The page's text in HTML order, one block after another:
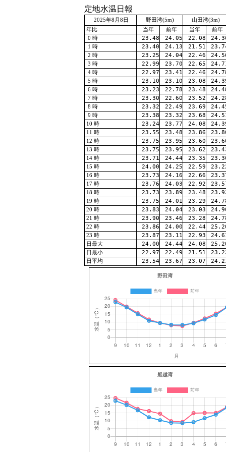
定地水温日報
2025年8月8日 野田湾(5m)
山田湾(3m)
年比
当年 前年 当年
前年
0 時
23.48 24.05 22.08
1 時 23.40 24.13 21.51
2 時 23.25 24.04 22.46
3 時 22.99 23.70 22.65
4 時 22.97 23.41 22.46
5 時 23.10 23.10 23.08
6 時 23.23 22.78 23.48
7 時 23.30 22.60 23.52
8 時 23.32 22.49 23.69
9 時 23.38 23.32 23.68
10 時 23.24 23.77 24.08
11 時 23.55 23.48 23.86
12 時 23.75 23.95 23.60
13 時 23.75 23.95 23.62
14 時 23.71 24.44 23.35
15 時 24.00 24.25 22.59
16 時 23.73 24.16 22.66
17 時 23.76 24.03 22.92
18 時 23.73 23.89 23.48
19 時 23.75 24.01 23.29
20 時 23.83 24.04 23.03
21 時 23.90 23.46 23.28
22 時 23.86 24.00 22.44
23 時 23.87 23.11 22.93
日最大 24.00 24.44 24.08
日最小 22.97 22.49 21.51
日平均 23.54 23.67 23.07